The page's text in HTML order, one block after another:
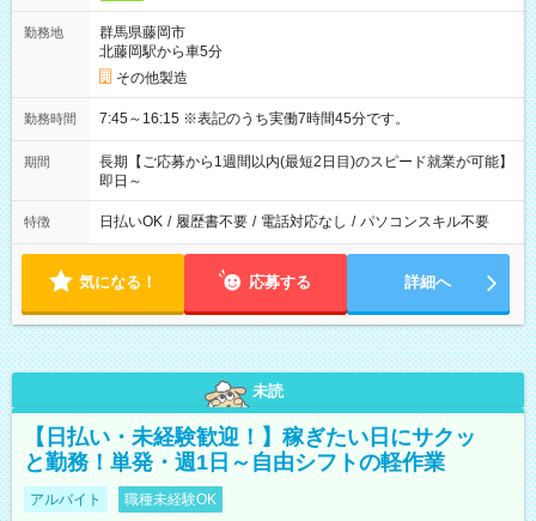
勤務地
群馬県藤岡市
北藤岡駅から車5分
その他製造
勤務時間 7:45～16:15 ※表記のうち実働7時間45分です。
期間
長期【ご応募から1週間以内(最短2日目)のスピード就業が可能】
即日～
特徴 日払いOK / 履歴書不要 / 電話対応なし / パソコンスキル不要
気になる！ 応募する 詳細へ
未読
【日払い・未経験歓迎！】稼ぎたい日にサクッ
と勤務！単発・週1日～自由シフトの軽作業
アルバイト 職種未経験OK